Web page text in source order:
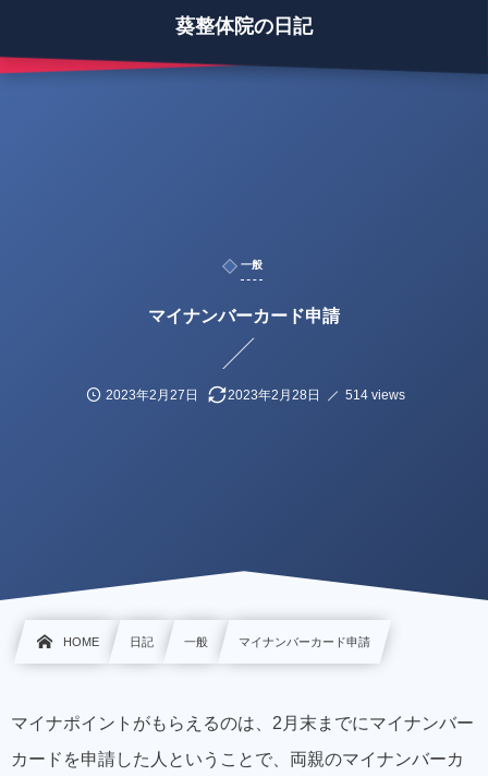
葵整体院の日記
一般
マイナンバーカード申請
2023年2月27日 2023年2月28日 514 views
HOME 日記 一般 マイナンバーカード申請
マイナポイントがもらえるのは、2月末までにマイナンバー
カードを申請した人ということで、両親のマイナンバーカ